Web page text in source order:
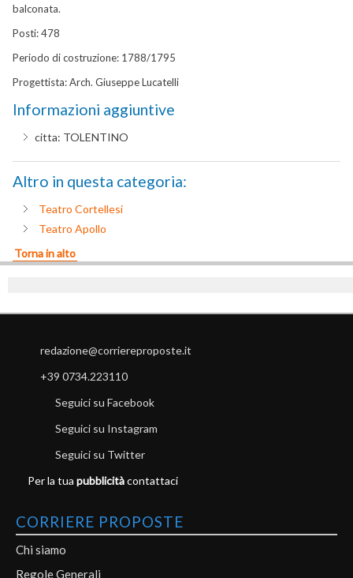
balconata.
Posti: 478
Periodo di costruzione: 1788/1795
Progettista: Arch. Giuseppe Lucatelli
Informazioni aggiuntive
citta: TOLENTINO
Altro in questa categoria:
Teatro Cortellesi
Teatro Apollo
Torna in alto
redazione@corriereproposte.it
+39 0734.223110
Seguici su Facebook
Seguici su Instagram
Seguici su Twitter
Per la tua pubblicitàcontattaci
CORRIERE PROPOSTE
Chi siamo
Regole Generali